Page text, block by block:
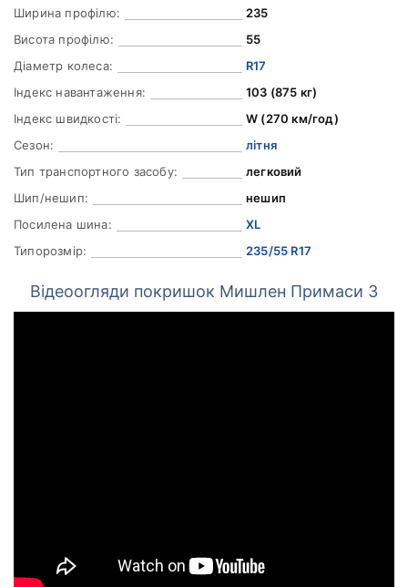
Ширина профілю:
235
Висота профілю:
55
Діаметр колеса:
R17
Індекс навантаження:
103 (875 кг)
Індекс швидкості:
W (270 км/год)
Сезон:
літня
Тип транспортного засобу:
легковий
Шип/нешип:
нешип
Посилена шина:
XL
Типорозмір:
235/55 R17
Відеоогляди покришок Мишлен Примаси 3